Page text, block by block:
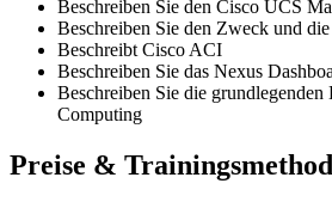
Beschreiben Sie den Cisco UCS
Beschreiben Sie den Zweck und
Beschreibt Cisco ACI
Beschreiben Sie das Nexus
Beschreiben Sie die grundlegenden
Computing
Preise &